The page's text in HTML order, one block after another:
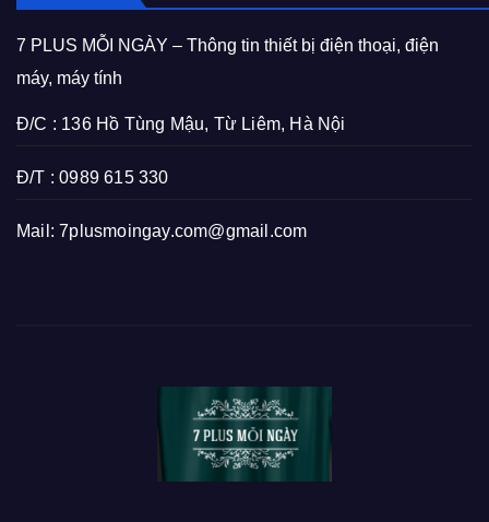
7 PLUS MỖI NGÀY – Thông tin thiết bị điện thoại, điện
máy, máy tính
Đ/C : 136 Hồ Tùng Mậu, Từ Liêm, Hà Nội
Đ/T : 0989 615 330
Mail:7plusmoingay.com@gmail.com